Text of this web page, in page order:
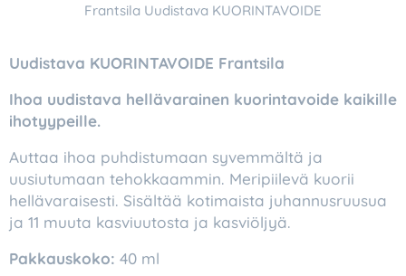
Frantsila Uudistava KUORINTAVOIDE
Uudistava KUORINTAVOIDE Frantsila
Ihoa uudistava hellävarainen kuorintavoide kaikille
ihotyypeille.
Auttaa ihoa puhdistumaan syvemmältä ja
uusiutumaan tehokkaammin. Meripiilevä kuorii
hellävaraisesti. Sisältää kotimaista juhannusruusua
ja 11 muuta kasviuutosta ja kasviöljyä.
Pakkauskoko: 40 ml